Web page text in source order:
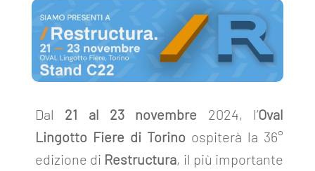
Dal 21 al 23 novembre 2024, l’Oval
Lingotto Fiere di Torino ospiterà la 36°
edizione di Restructura, il più importante